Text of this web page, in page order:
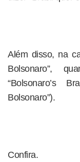
Além disso, na
Bolsonaro”,
“Bolsonaro’s
Bolsonaro”).
Confira.